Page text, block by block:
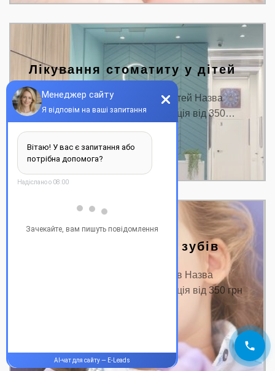
Лікування стоматиту у дітей
Ціна на лікування стоматиту у дітей Назва
послуги: Ціна від, грн. Консультація від 350…
Лікування молочних зубів
Ціна на лікування молочних зубів Назва
послуги: Ціна від, грн. Консультація від 350 грн